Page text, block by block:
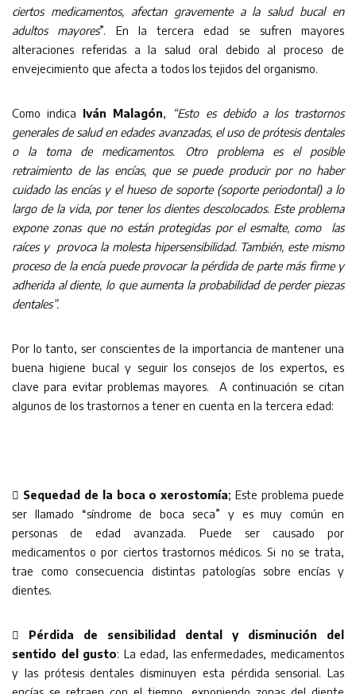
ciertos medicamentos, afectan gravemente a la salud bucal en
adultos mayores”. En la tercera edad se sufren mayores
alteraciones referidas a la salud oral debido al proceso de
envejecimiento que afecta a todos los tejidos del organismo.
Como indica Iván Malagón,
“Esto es debido a los trastornos
generales de salud en edades avanzadas, el uso de prótesis dentales
o la toma de medicamentos. Otro problema es el posible
retraimiento de las encías, que se puede producir por no haber
cuidado las encías y el hueso de soporte (soporte periodontal) a lo
largo de la vida, por tener los dientes descolocados. Este problema
expone zonas que no están protegidas por el esmalte, como las
raíces y provoca la molesta hipersensibilidad. También, este mismo
proceso de la encía puede provocar la pérdida de parte más firme y
adherida al diente, lo que aumenta la probabilidad de perder piezas
dentales”.
Por lo tanto, ser conscientes de la importancia de mantener una
buena higiene bucal y seguir los consejos de los expertos, es
clave para evitar problemas mayores. A continuación se citan
algunos de los trastornos a tener en cuenta en la tercera edad:
 Sequedad de la boca o xerostomía; Este problema puede
ser llamado “síndrome de boca seca” y es muy común en
personas de edad avanzada. Puede ser causado por
medicamentos o por ciertos trastornos médicos. Si no se trata,
trae como consecuencia distintas patologías sobre encías y
dientes.
 Pérdida de sensibilidad dental y disminución del
sentido del gusto: La edad, las enfermedades, medicamentos
y las prótesis dentales disminuyen esta pérdida sensorial. Las